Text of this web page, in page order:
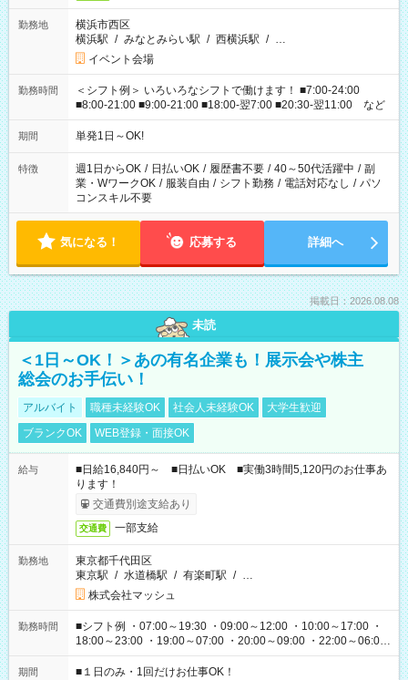
勤務地
横浜市西区
横浜駅 / みなとみらい駅 / 西横浜駅 / …
イベント会場
勤務時間
＜シフト例＞ いろいろなシフトで働けます！ ■7:00-24:00
■8:00-21:00 ■9:00-21:00 ■18:00-翌7:00 ■20:30-翌11:00 など
期間 単発1日～OK!
特徴 週1日からOK / 日払いOK / 履歴書不要 / 40～50代活躍中 / 副
業・WワークOK / 服装自由 / シフト勤務 / 電話対応なし / パソ
コンスキル不要
気になる！ 応募する 詳細へ
掲載日：2026.08.08
未読
＜1日～OK！＞あの有名企業も！展示会や株主
総会のお手伝い！
アルバイト 職種未経験OK 社会人未経験OK
大学生歓迎
ブランクOK
WEB登録・面接OK
給与
■日給16,840円～ ■日払いOK ■実働3時間5,120円のお仕事あ
ります！
交通費別途支給あり
交通費 一部支給
勤務地
東京都千代田区
東京駅 / 水道橋駅 / 有楽町駅 / …
株式会社マッシュ
勤務時間
■シフト例 ・07:00～19:30 ・09:00～12:00 ・10:00～17:00 ・
18:00～23:00 ・19:00～07:00 ・20:00～09:00 ・22:00～06:00
etc ★最短で3時間で5,120円のお仕事から 15時間で2万円近く稼
げるお仕事も！ ご希望のお時間に合わせてご紹介！ ※シフトは
期間 ■１日のみ・1回だけお仕事OK！